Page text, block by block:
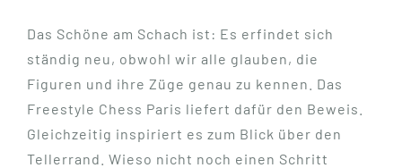
Das Schöne am Schach ist: Es erfindet sich
ständig neu, obwohl wir alle glauben, die
Figuren und ihre Züge genau zu kennen. Das
Freestyle Chess Paris liefert dafür den Beweis.
Gleichzeitig inspiriert es zum Blick über den
Tellerrand. Wieso nicht noch einen Schritt